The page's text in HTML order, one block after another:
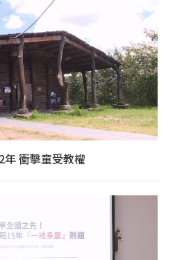
年 衝擊童受教權